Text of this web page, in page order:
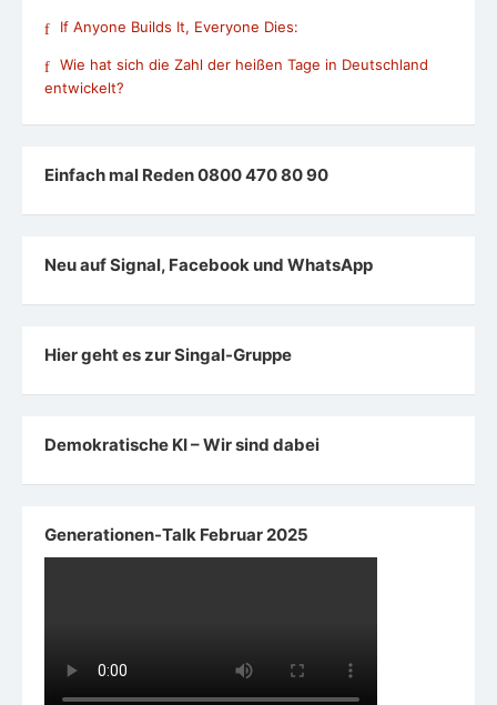
If Anyone Builds It, Everyone Dies:
Wie hat sich die Zahl der heißen Tage in Deutschland
entwickelt?
Einfach mal Reden 0800 470 80 90
Neu auf Signal, Facebook und WhatsApp
Hier geht es zur Singal-Gruppe
Demokratische KI – Wir sind dabei
Generationen-Talk Februar 2025